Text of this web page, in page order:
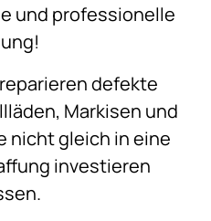
und
reparieren
Markisen
nicht gleich in